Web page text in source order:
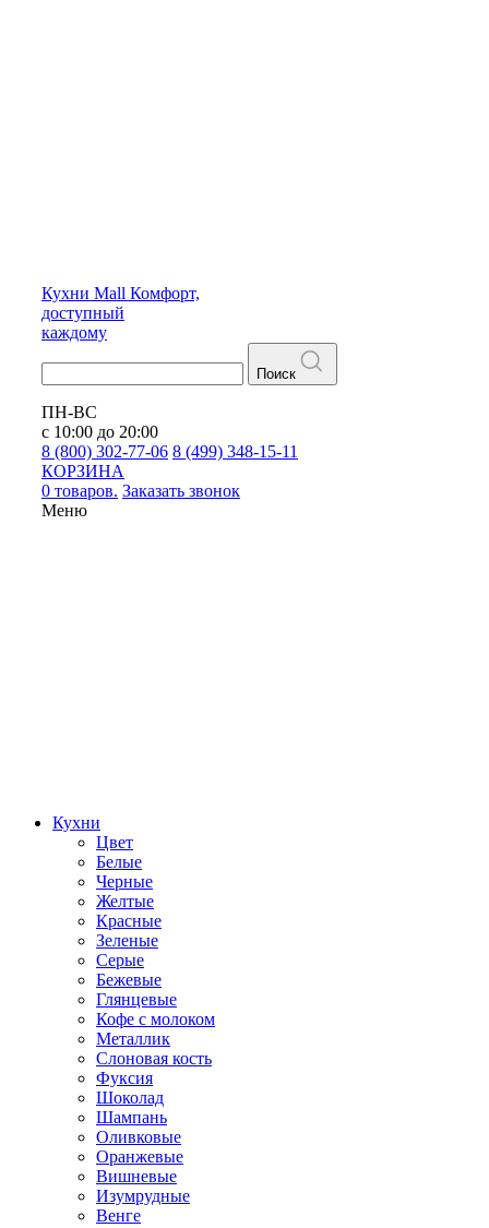
Кухни Mall Комфорт,
доступный
каждому
Поиск
ПН-ВС
с 10:00 до 20:00
8 (800) 302-77-06 8 (499) 348-15-11
КОРЗИНА
0 товаров. Заказать звонок
Меню
Кухни
Цвет
Белые
Черные
Желтые
Красные
Зеленые
Серые
Бежевые
Глянцевые
Кофе с молоком
Металлик
Слоновая кость
Фуксия
Шоколад
Шампань
Оливковые
Оранжевые
Вишневые
Изумрудные
Венге